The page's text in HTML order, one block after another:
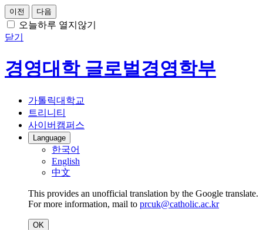
이전 다음
오늘하루 열지않기
닫기
경영대학 글로벌경영학부
가톨릭대학교
트리니티
사이버캠퍼스
Language
한국어
English
中文
This provides an unofficial translation by the Google translate.
For more information, mail to prcuk@catholic.ac.kr
OK